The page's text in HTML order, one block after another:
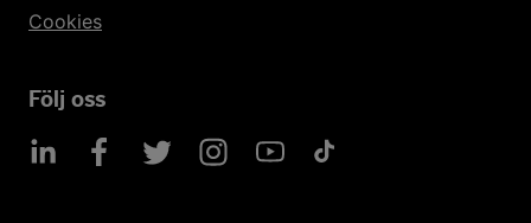
Cookies
Följ oss